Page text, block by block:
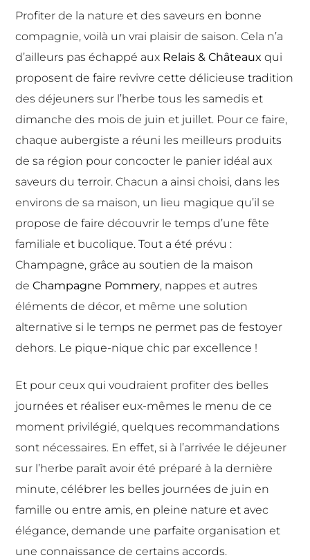
Profiter de la nature et des saveurs en bonne
compagnie, voilà un vrai plaisir de saison. Cela n’a
d’ailleurs pas échappé aux Relais & Châteaux qui
proposent de faire revivre cette délicieuse tradition
des déjeuners sur l’herbe tous les samedis et
dimanche des mois de juin et juillet. Pour ce faire,
chaque aubergiste a réuni les meilleurs produits
de sa région pour concocter le panier idéal aux
saveurs du terroir. Chacun a ainsi choisi, dans les
environs de sa maison, un lieu magique qu’il se
propose de faire découvrir le temps d’une fête
familiale et bucolique. Tout a été prévu :
Champagne, grâce au soutien de la maison
deChampagne Pommery, nappes et autres
éléments de décor, et même une solution
alternative si le temps ne permet pas de festoyer
dehors. Le pique-nique chic par excellence !
Et pour ceux qui voudraient profiter des belles
journées et réaliser eux-mêmes le menu de ce
moment privilégié, quelques recommandations
sont nécessaires. En effet, si à l’arrivée le déjeuner
sur l’herbe paraît avoir été préparé à la dernière
minute, célébrer les belles journées de juin en
famille ou entre amis, en pleine nature et avec
élégance, demande une parfaite organisation et
une connaissance de certains accords.